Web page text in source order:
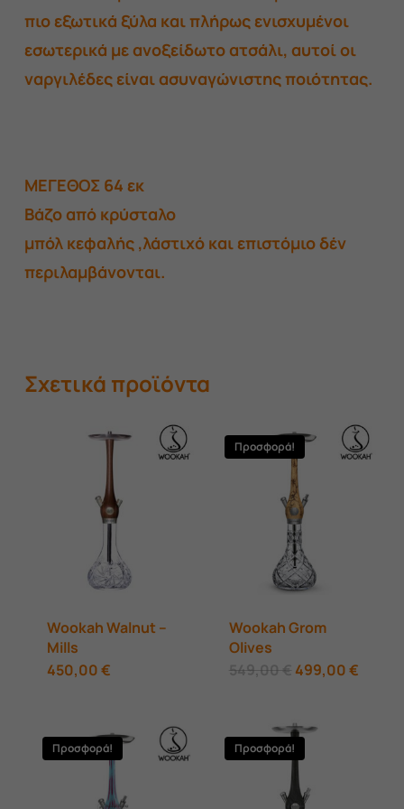
πιο εξωτικά ξύλα και πλήρως ενισχυμένοι
εσωτερικά με ανοξείδωτο ατσάλι, αυτοί οι
ναργιλέδες είναι ασυναγώνιστης ποιότητας.
ΜΕΓΕΘΟΣ 64 εκ
Βάζο από κρύσταλο
μπόλ κεφαλής ,λάστιχό και επιστόμιο δέν
περιλαμβάνονται.
Σχετικά προϊόντα
Wookah Walnut –
Mills
450,00€
Προσφορά!
Wookah Grom
Olives
549,00€ Original
price
499,00€Η
Προσφορά! Προσφορά!